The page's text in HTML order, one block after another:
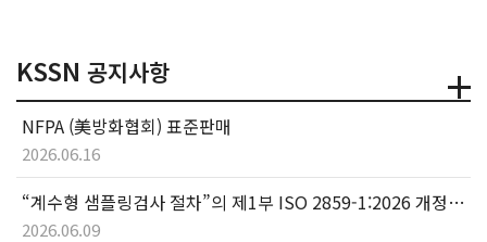
KSSN 공지사항
NFPA (美방화협회) 표준판매
2026.06.16
“계수형 샘플링검사 절차”의 제1부 ISO 2859-1:2026 개정판 번역본 안내
2026.06.09